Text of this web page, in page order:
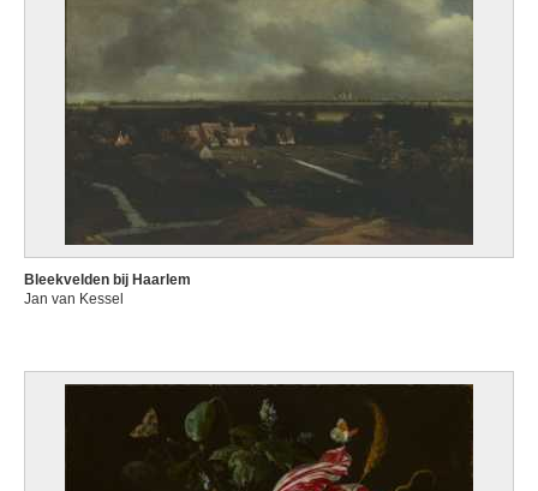
Bleekvelden bij Haarlem
Jan van Kessel